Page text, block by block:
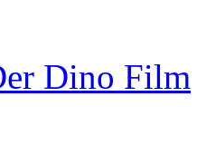
Dino Film